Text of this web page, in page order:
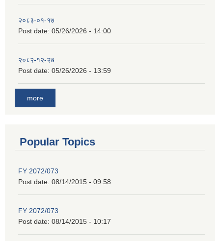
२०८३-०१-१७
Post date: 05/26/2026 - 14:00
२०८२-१२-२७
Post date: 05/26/2026 - 13:59
more
Popular Topics
FY 2072/073
Post date: 08/14/2015 - 09:58
FY 2072/073
Post date: 08/14/2015 - 10:17